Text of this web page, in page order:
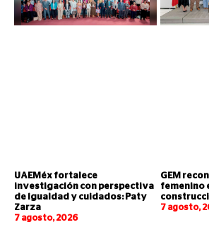
UAEMéx fortalece
investigación con perspectiva
de igualdad y cuidados: Paty
Zarza
7 agosto, 2026
GEM
femenino
7 agosto,